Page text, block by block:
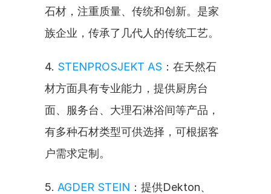
石材，注重质量、传统和创新。是家
族企业，传承了几代人的传统工艺。
4. STENPROSJEKT AS ：在天然石
材方面具有专业能力，提供厨房台
面、服务台、大理石淋浴间等产品，
有多种石材类型可供选择，可根据客
户需求定制。
5. AGDER STEIN ：提供Dekton、